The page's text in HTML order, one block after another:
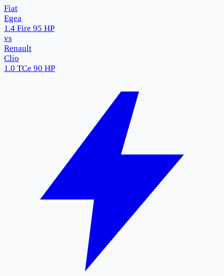
Fiat
Egea
1.4 Fire 95 HP
vs
Renault
Clio
1.0 TCe 90 HP